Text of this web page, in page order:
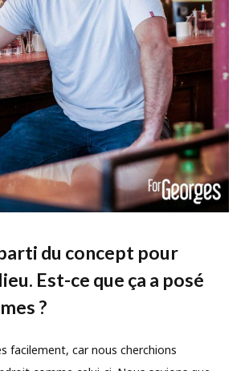
du concept pour
Est-ce que ça a posé
?
facilement, car nous cherchions